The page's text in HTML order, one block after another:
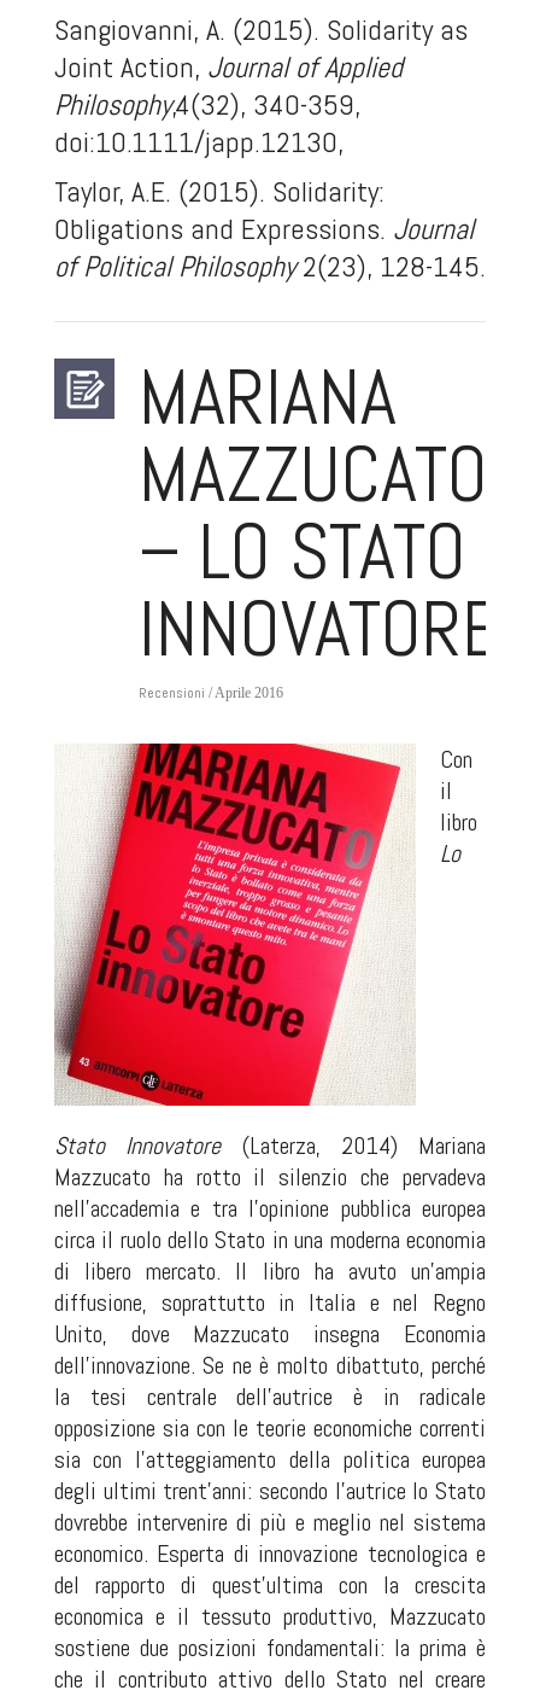
Sangiovanni, A. (2015). Solidarity as
Joint Action, Journal of Applied
Philosophy,4(32), 340-359,
doi:10.1111/japp.12130,
Taylor, A.E. (2015). Solidarity:
Obligations and Expressions. Journal
of Political Philosophy2(23), 128-145.
MARIANA
MAZZUCATO
– LO STATO
INNOVATORE
Recensioni / Aprile 2016
Con
il
libro
Lo
Stato Innovatore(Laterza, 2014) Mariana
Mazzucato ha rotto il silenzio che pervadeva
nell’accademia e tra l’opinione pubblica europea
circa il ruolo dello Stato in una moderna economia
di libero mercato. Il libro ha avuto un’ampia
diffusione, soprattutto in Italia e nel Regno
Unito, dove Mazzucato insegna Economia
dell’innovazione. Se ne è molto dibattuto, perché
la tesi centrale dell’autrice è in radicale
opposizione sia con le teorie economiche correnti
sia con l’atteggiamento della politica europea
degli ultimi trent’anni: secondo l’autrice lo Stato
dovrebbe intervenire di più e meglio nel sistema
economico. Esperta di innovazione tecnologica e
del rapporto di quest’ultima con la crescita
economica e il tessuto produttivo, Mazzucato
sostiene due posizioni fondamentali: la prima è
che il contributo attivo dello Stato nel creare